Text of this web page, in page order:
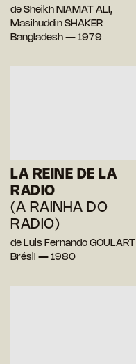
de Sheikh NIAMAT ALI,
Masihuddin SHAKER
Bangladesh — 1979
LA REINE DE LA
RADIO
(A RAINHA DO
RADIO)
de Luis Fernando GOULART
Brésil — 1980